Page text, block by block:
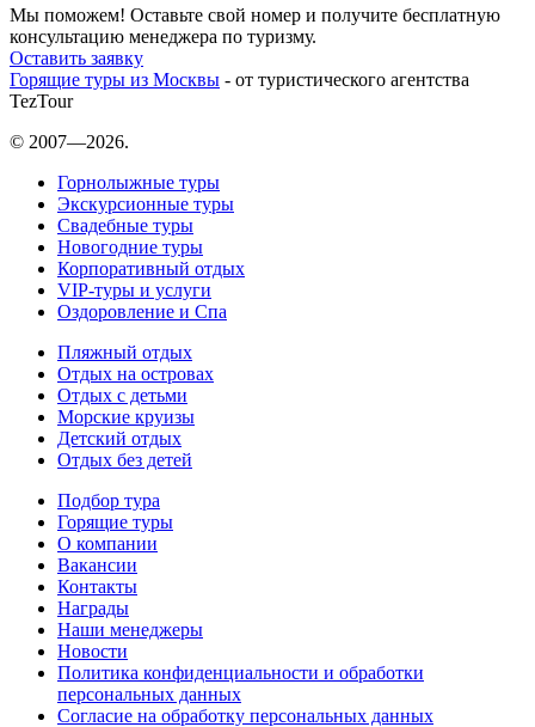
Мы поможем! Оставьте свой номер и получите бесплатную
консультацию менеджера по туризму.
Оставить заявку
Горящие туры из Москвы - от туристического агентства
TezTour
© 2007—2026.
Горнолыжные туры
Экскурсионные туры
Свадебные туры
Новогодние туры
Корпоративный отдых
VIP-туры и услуги
Оздоровление и Спа
Пляжный отдых
Отдых на островах
Отдых с детьми
Морские круизы
Детский отдых
Отдых без детей
Подбор тура
Горящие туры
О компании
Вакансии
Контакты
Награды
Наши менеджеры
Новости
Политика конфиденциальности и обработки
персональных данных
Согласие на обработку персональных данных